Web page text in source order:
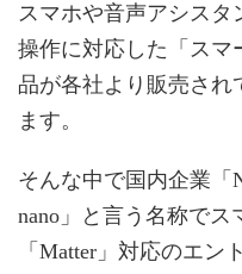
スマホや音声アシス
操作に対応した「スマ
品が各社より販売され
ます。
そんな中で国内企業「
nano」と言う名称で
「Matter」対応のエ